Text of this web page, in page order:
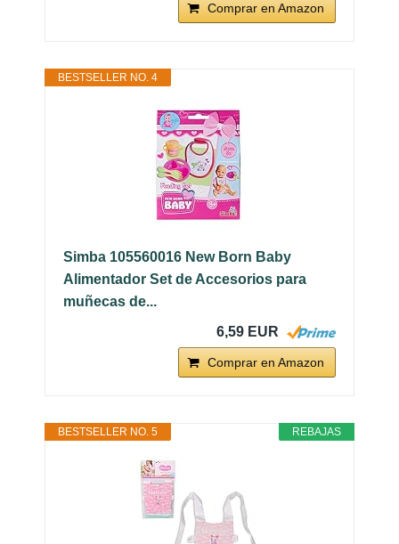
Comprar en Amazon
BESTSELLER NO. 4
Simba 105560016 New Born Baby
Alimentador Set de Accesorios para
muñecas de...
6,59 EUR
Comprar en Amazon
REBAJAS
BESTSELLER NO. 5